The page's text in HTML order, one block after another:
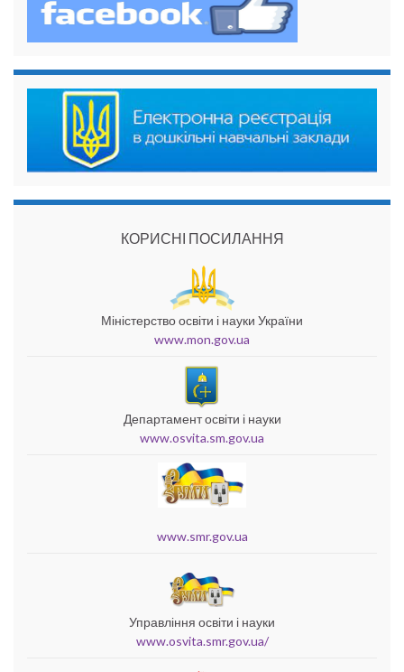
КОРИСНІ ПОСИЛАННЯ
Міністерство освіти і науки України
www.mon.gov.ua
Департамент освіти і науки
www.osvita.sm.gov.ua
www.smr.gov.ua
Управління освіти і науки
www.osvita.smr.gov.ua/